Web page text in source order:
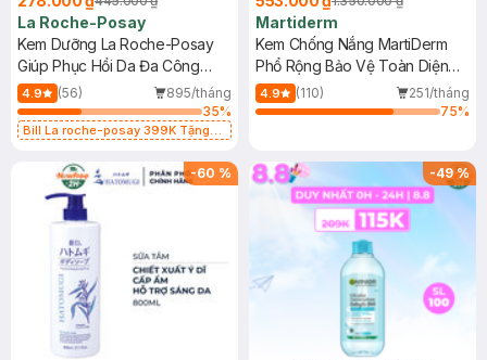
La Roche-Posay
Kem Dưỡng La Roche-Posay
Giúp Phục Hồi Da Đa Công
Dụng 40ml
4.9 (56)
895/tháng
35%
Bill La roche-posay 399K Tặng
(SL có hạn)
Martiderm
Kem Chống Nắng MartiDerm
Phổ Rộng Bảo Vệ Toàn Diện
40ml
4.9 (110)
251/tháng
75%
-60 % -49%